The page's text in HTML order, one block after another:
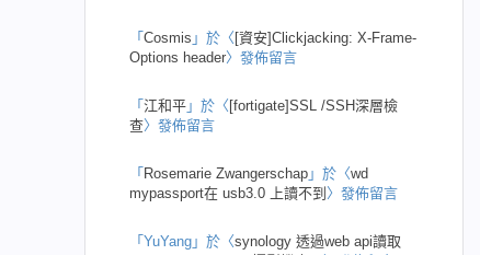
「Cosmis 」於〈 [資安]Clickjacking: X-Frame-
Options header〉發佈留言
「江和平 」於〈 [fortigate]SSL /SSH深層檢
查〉發佈留言
「 Rosemarie Zwangerschap 」於〈wd
mypassport在 usb3.0 上讀不到 〉發佈留言
「YuYang 」於〈synology 透過web api讀取